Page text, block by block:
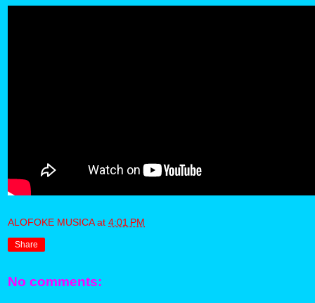
ALOFOKE MUSICA at 4:01 PM
Share
No comments: